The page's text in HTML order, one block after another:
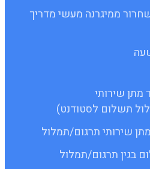
ממיגרנה מעשי מדריך
מתן שירותי
תשלום לסטודנט)